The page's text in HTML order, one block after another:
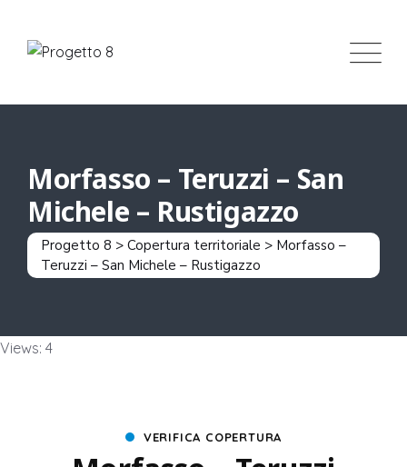
Morfasso – Teruzzi – San
Michele – Rustigazzo
Progetto 8 > Copertura territoriale > Morfasso –
Teruzzi – San Michele – Rustigazzo
Views: 4
VERIFICA COPERTURA